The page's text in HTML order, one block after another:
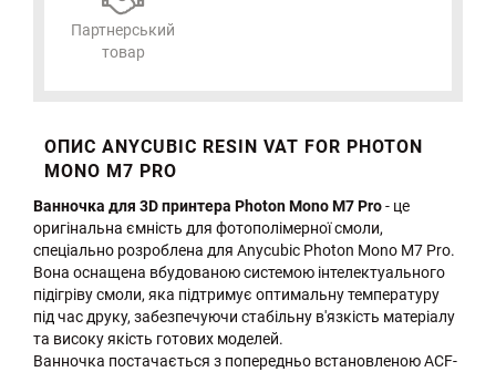
Партнерський
товар
ОПИС ANYCUBIC RESIN VAT FOR PHOTON
MONO M7 PRO
Ванночка для 3D принтера Photon Mono M7 Pro- це
оригінальна ємність для фотополімерної смоли,
спеціально розроблена для Anycubic Photon Mono M7 Pro.
Вона оснащена вбудованою системою інтелектуального
підігріву смоли, яка підтримує оптимальну температуру
під час друку, забезпечуючи стабільну в'язкість матеріалу
та високу якість готових моделей.
Ванночка постачається з попередньо встановленою ACF-